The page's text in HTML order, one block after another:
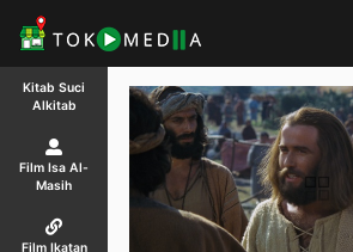
Kitab Suci
Alkitab
Film Isa Al-
Masih
Film Ikatan